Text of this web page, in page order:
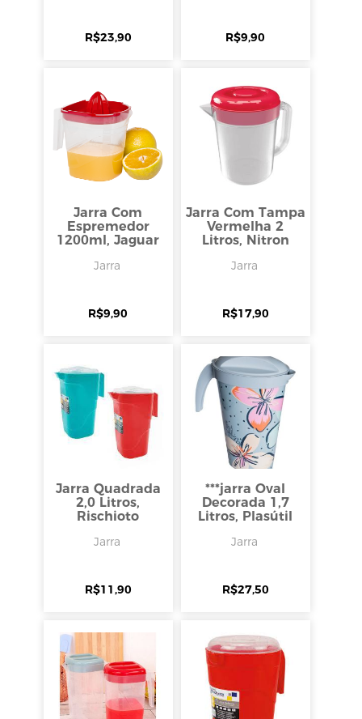
R$23,90 R$9,90
Jarra Com
Espremedor
1200ml, Jaguar
Jarra
R$9,90
Jarra Com Tampa
Vermelha 2
Litros, Nitron
Jarra
R$17,90
Jarra Quadrada
2,0 Litros,
Rischioto
Jarra
R$11,90
***jarra Oval
Decorada 1,7
Litros, Plasútil
Jarra
R$27,50